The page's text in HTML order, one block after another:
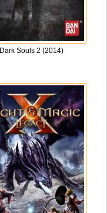
Dark Souls 2 (2014)